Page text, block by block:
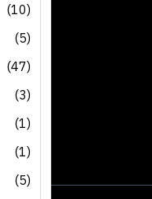
(10)
(5)
(47)
(3)
(1)
(1)
(5)